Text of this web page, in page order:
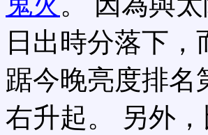
日出時分落下
踞今晚亮度排名
右升起。 另外